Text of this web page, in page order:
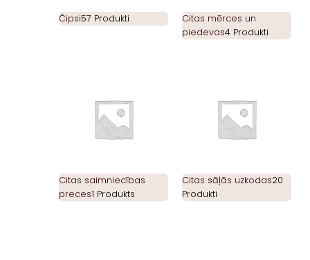
Čipsi57 Produkti
Citas mērces un
piedevas4 Produkti
Citas saimniecības
preces1 Produkts
Citas sāļās uzkodas20
Produkti